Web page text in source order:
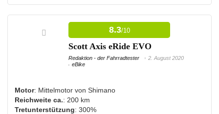
VORTEILE:
Viele Ladezyklen möglich
Nicht für sehr schwere Menschen geeignet
8.3/10
Scott Axis eRide EVO
Redaktion - der Fahrradtester
2. August 2020
eBike
Motor: Mittelmotor von Shimano
Reichweite ca.: 200 km
Tretunterstützung: 300%